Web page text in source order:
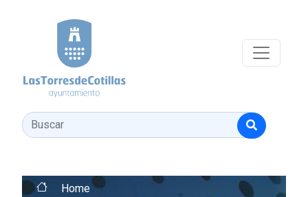
Buscar
Home